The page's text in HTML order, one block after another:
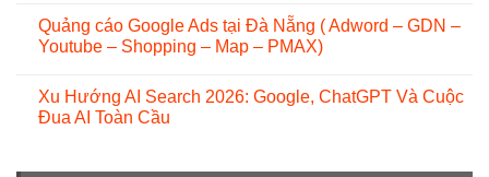
Quảng cáo Google Ads tại Đà Nẵng ( Adword – GDN –
Youtube – Shopping – Map – PMAX)
Xu Hướng AI Search 2026: Google, ChatGPT Và Cuộc
Đua AI Toàn Cầu